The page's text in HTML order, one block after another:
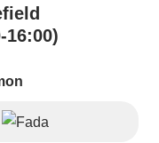
16:00)